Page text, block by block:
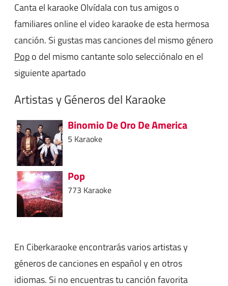
Canta el karaoke Olvídala con tus amigos o
familiares online el video karaoke de esta hermosa
canción. Si gustas mas canciones del mismo género
Popo del mismo cantante solo selecciónalo en el
siguiente apartado
Artistas y Géneros del Karaoke
Binomio De Oro De America
5 Karaoke
Pop
773 Karaoke
En Ciberkaraoke encontrarás varios artistas y
géneros de canciones en español y en otros
idiomas. Si no encuentras tu canción favorita